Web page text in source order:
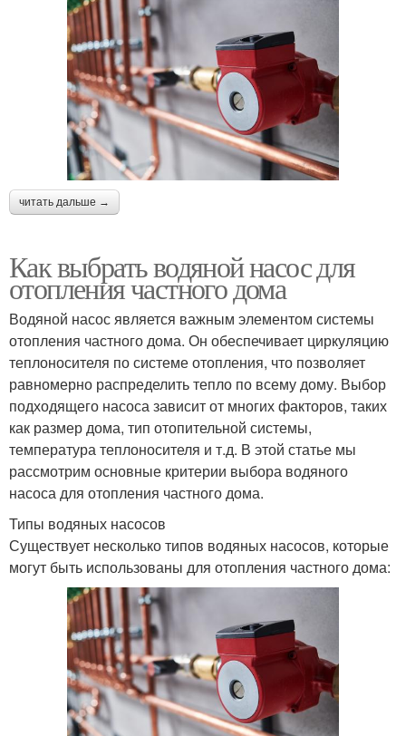
читать дальше →
Как выбрать водяной насос для
отопления частного дома
Водяной насос является важным элементом системы
отопления частного дома. Он обеспечивает циркуляцию
теплоносителя по системе отопления, что позволяет
равномерно распределить тепло по всему дому. Выбор
подходящего насоса зависит от многих факторов, таких
как размер дома, тип отопительной системы,
температура теплоносителя и т.д. В этой статье мы
рассмотрим основные критерии выбора водяного
насоса для отопления частного дома.
Типы водяных насосов
Существует несколько типов водяных насосов, которые
могут быть использованы для отопления частного дома: